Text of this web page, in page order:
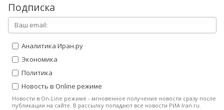
Подписка
Аналитика Иран.ру
Экономика
Политика
Новость в Online режиме
Новости в On-Line режиме - мгновенное получение новости сразу после
публикации на сайте. В рассылку попадают все новости РИА Iran.ru.